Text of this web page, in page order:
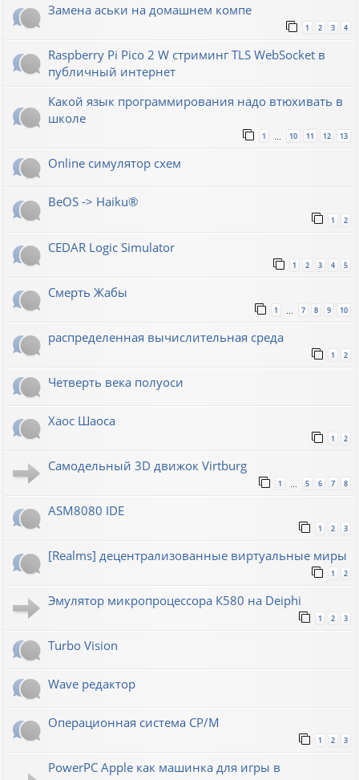
Замена аськи на домашнем компе
1 2 3 4
Raspberry Pi Pico 2 W стриминг TLS WebSocket в
публичный интернет
Какой язык программирования надо втюхивать в
школе
1 … 10 11 12 13
Online симулятор схем
BeOS -> Haiku®
1 2
CEDAR Logic Simulator
1 2 3 4 5
Смерть Жабы
1 7 8 9 10
распределенная вычислительная среда
1 2
Четверть века полуоси
Хаос Шаоса
1 2
Самодельный 3D движок Virtburg
1 5 6 7 8
ASM8080 IDE
1 2 3
[Realms] децентрализованные виртуальные миры
1 2
Эмулятор микропроцессора К580 на Deiphi
1 2 3
Turbo Vision
Wave редактор
Операционная система CP/M
1 2 3
PowerPC Apple как машинка для игры в